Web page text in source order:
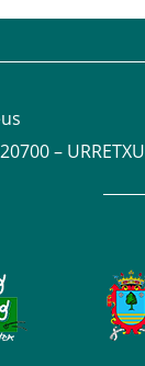
– URRETXU